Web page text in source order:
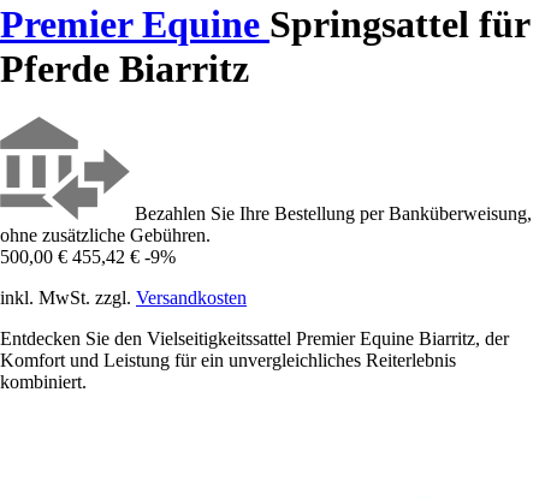
Premier Equine Springsattel für
Pferde Biarritz
Bezahlen Sie Ihre Bestellung per Banküberweisung,
ohne zusätzliche Gebühren.
500,00 € 455,42 € -9%
inkl. MwSt. zzgl. Versandkosten
Entdecken Sie den Vielseitigkeitssattel Premier Equine Biarritz, der
Komfort und Leistung für ein unvergleichliches Reiterlebnis
kombiniert.